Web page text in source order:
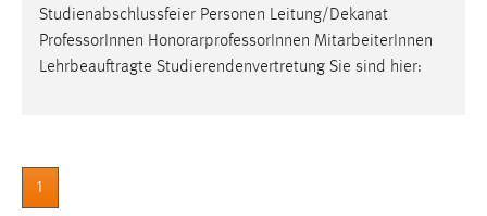
Studienabschlussfeier Personen Leitung/Dekanat
ProfessorInnen HonorarprofessorInnen MitarbeiterInnen
Lehrbeauftragte Studierendenvertretung Sie sind hier:
1
5e9dbeb1811c0446 = Sitzungslaufzeit, mibew_locale = 3
Jahre, MIBEW_UserID = 1 Jahr